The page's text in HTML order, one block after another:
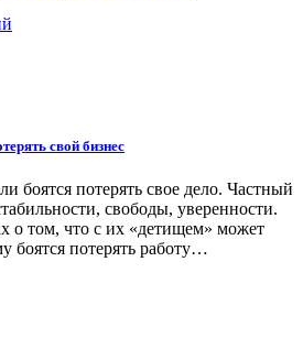
свой бизнес
боятся потерять свое дело. Частный
свободы, уверенности.
о том, что с их «детищем» может
боятся потерять работу…